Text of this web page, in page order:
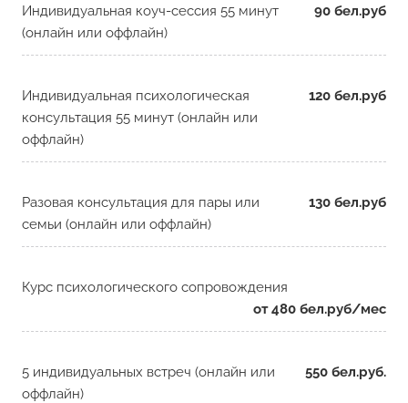
Индивидуальная коуч-сессия 55 минут
(онлайн или оффлайн)
90 бел.руб
Индивидуальная психологическая
консультация 55 минут (онлайн или
оффлайн)
120 бел.руб
Разовая консультация для пары или
семьи (онлайн или оффлайн)
130 бел.руб
Курс психологического сопровождения
от 480 бел.руб/мес
5 индивидуальных встреч (онлайн или
оффлайн)
550 бел.руб.